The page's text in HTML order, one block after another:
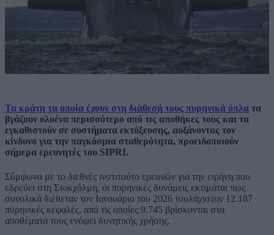
Τα κράτη τα οποία έχουν στη διάθεσή τους πυρηνικά όπλα τα
βγάζουν ολοένα περισσότερο από τις αποθήκες τους και τα
εγκαθιστούν σε συστήματα εκτόξευσης, αυξάνοντας τον
κίνδυνο για την παγκόσμια σταθερότητα, προειδοποιούν
σήμερα ερευνητές του SIPRI.
Σύμφωνα με το διεθνές ινστιτούτο ερευνών για την ειρήνη που
εδρεύει στη Στοκχόλμη, οι πυρηνικές δυνάμεις εκτιμάται πως
συνολικά διέθεταν τον Ιανουάριο του 2026 τουλάχιστον 12.187
πυρηνικές κεφαλές, από τις οποίες 9.745 βρίσκονται στα
αποθέματά τους ενόψει δυνητικής χρήσης.